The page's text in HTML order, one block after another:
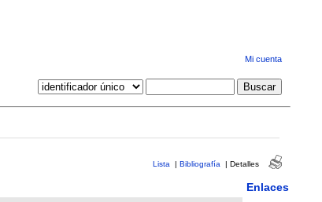
Mi cuenta
Lista | Bibliografía | Detalles
Enlaces